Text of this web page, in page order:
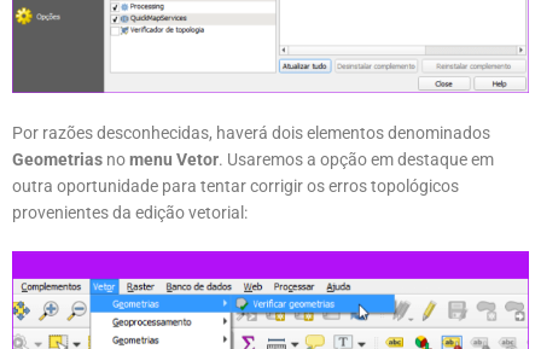
Por razões desconhecidas, haverá dois elementos denominados
Geometrias nomenu Vetor. Usaremos a opção em destaque em
outra oportunidade para tentar corrigir os erros topológicos
provenientes da edição vetorial: